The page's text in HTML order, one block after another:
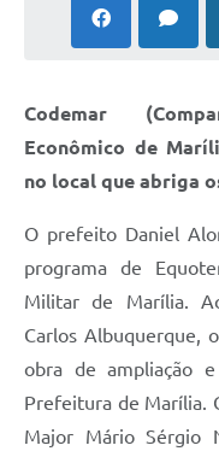
Codemar
Econômico de
no local que abriga
O prefeito Daniel
programa de
Militar de Marília.
Carlos Albuquerque,
obra de ampliação
Prefeitura de Marília.
Major Mário Sérgio